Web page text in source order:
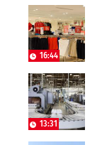
16:44
13:31